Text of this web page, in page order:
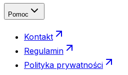
Pomoc
Kontakt
Regulamin
Polityka prywatności